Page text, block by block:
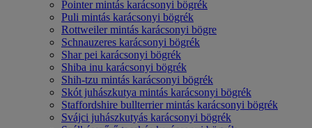
Pointer mintás karácsonyi bögrék
Puli mintás karácsonyi bögrék
Rottweiler mintás karácsonyi bögre
Schnauzeres karácsonyi bögrék
Shar pei karácsonyi bögrék
Shiba inu karácsonyi bögrék
Shih-tzu mintás karácsonyi bögrék
Skót juhászkutya mintás karácsonyi bögrék
Staffordshire bullterrier mintás karácsonyi bögrék
Svájci juhászkutyás karácsonyi bögrék